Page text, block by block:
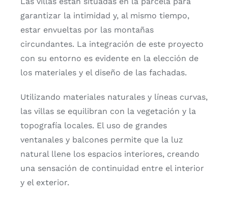
garantizar la intimidad y, al mismo tiempo,
estar envueltas por las montañas
circundantes. La integración de este proyecto
con su entorno es evidente en la elección de
los materiales y el diseño de las fachadas.
Utilizando materiales naturales y líneas curvas,
las villas se equilibran con la vegetación y la
topografía locales. El uso de grandes
ventanales y balcones permite que la luz
natural llene los espacios interiores, creando
una sensación de continuidad entre el interior
y el exterior.